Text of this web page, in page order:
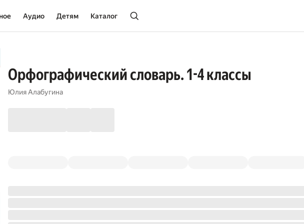
Аудио Детям Каталог
Орфографический словарь. 1-4 классы
Юлия Алабугина